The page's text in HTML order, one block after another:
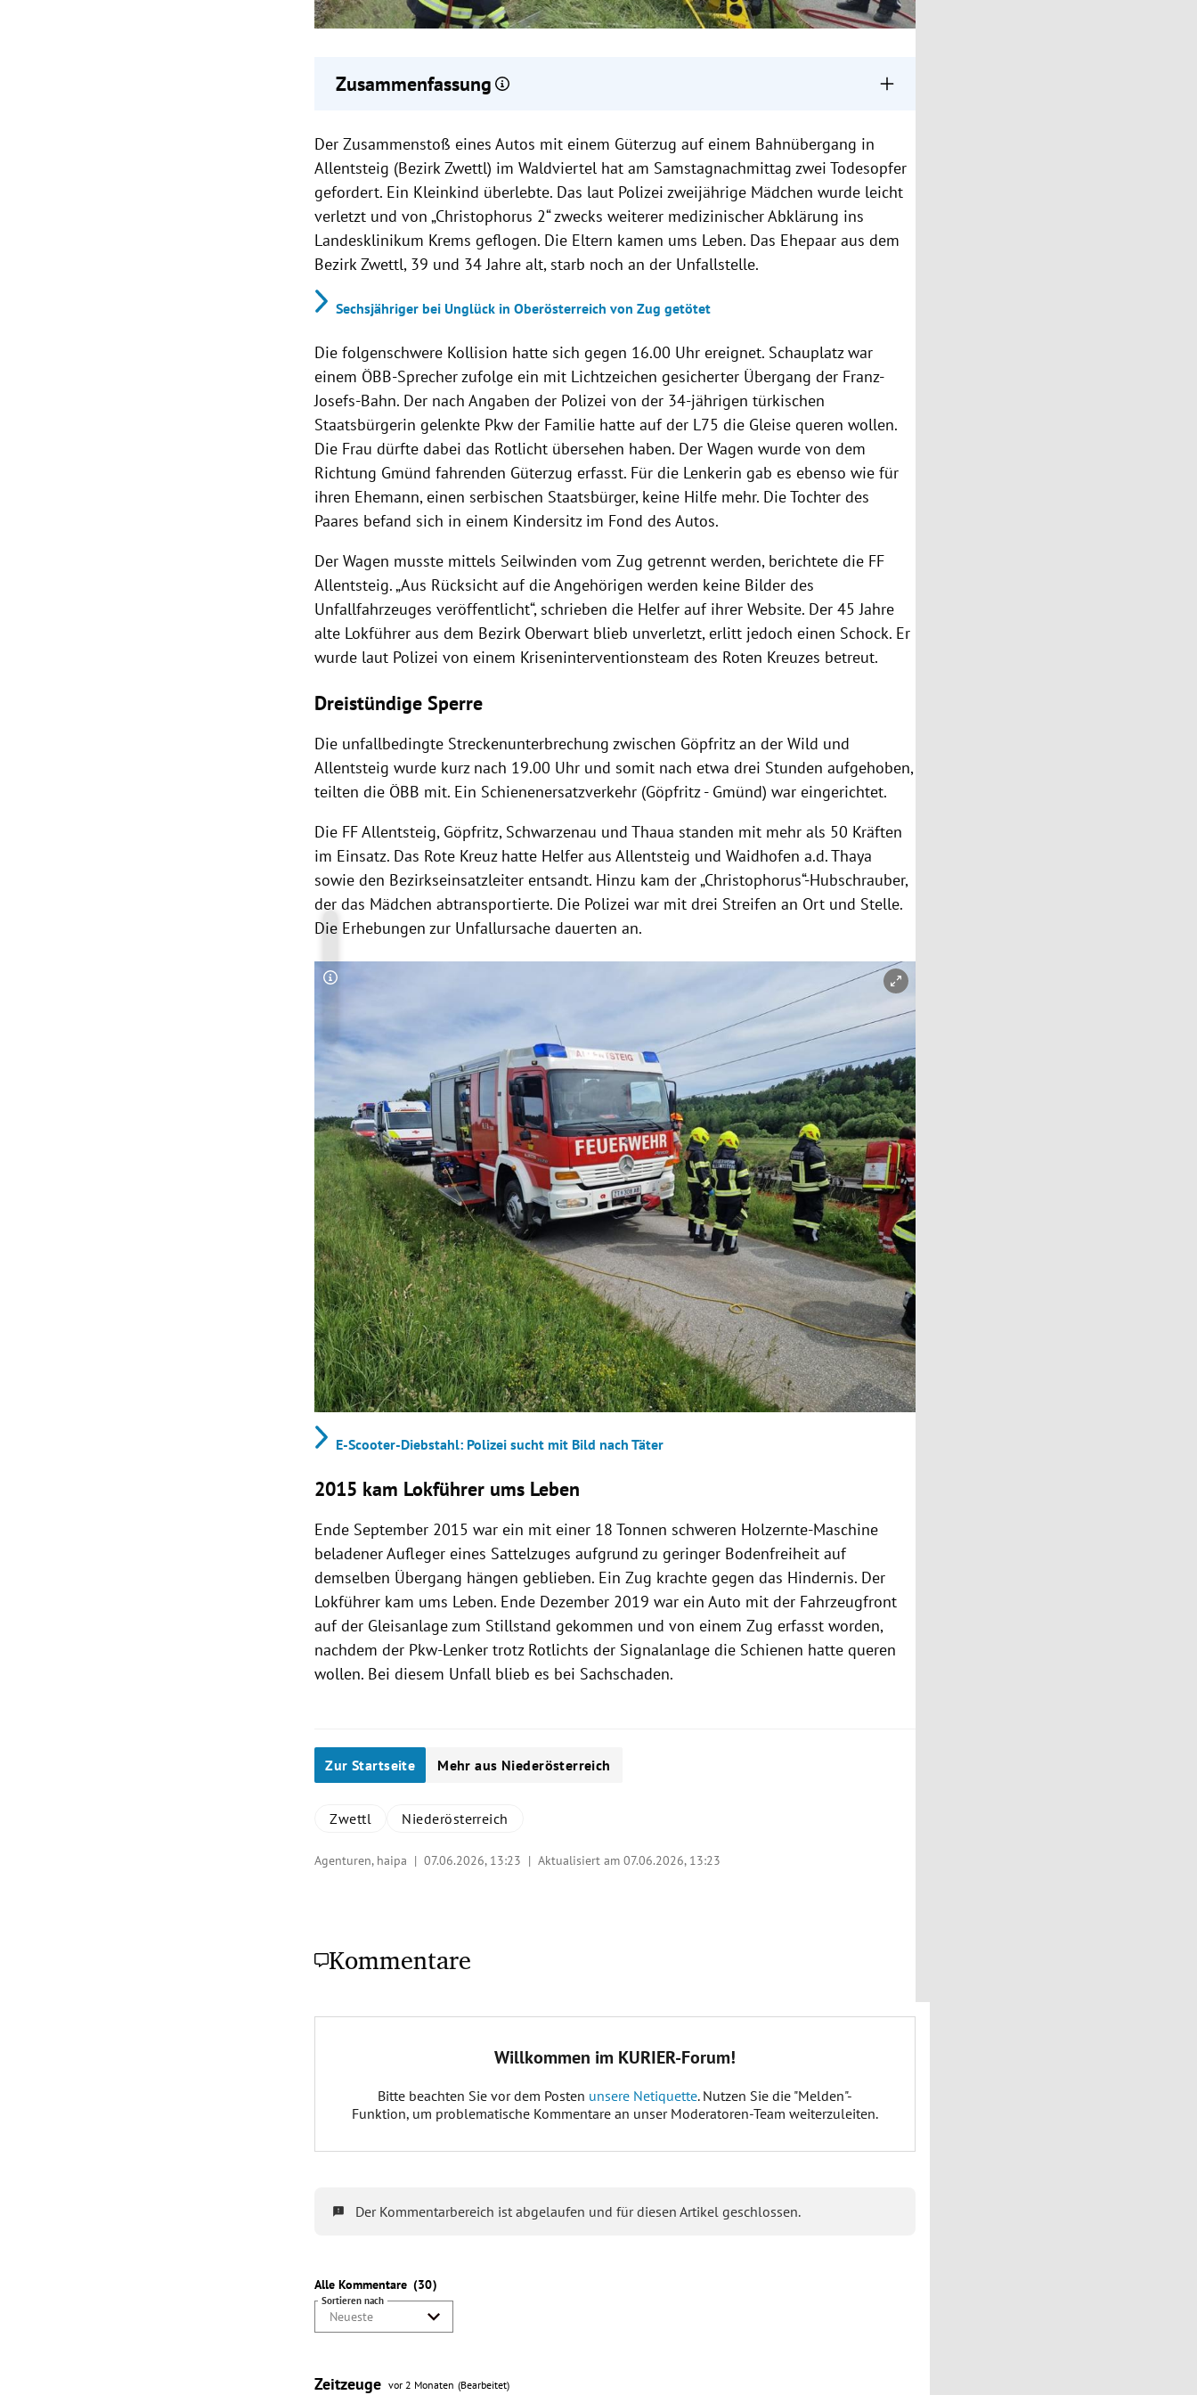
Zusammenfassung
kamen zwei Erwachsene ums Leben, ein Kleinkind überlebte.
Die Kollision ereignete sich an einem mit Lichtzeichen gesicherten Bahnübergang der
Franz-Josefs-Bahn; das Kind wurde per Hubschrauber ins Krankenhaus gebracht.
Die Bahnstrecke war rund drei Stunden gesperrt, zahlreiche Einsatzkräfte von Feuerwehr,
Rettung und Polizei waren vor Ort.
Der Zusammenstoß eines Autos mit einem Güterzug auf einem Bahnübergang in
Allentsteig (Bezirk Zwettl) im Waldviertel hat am Samstagnachmittag zwei Todesopfer
gefordert. Ein Kleinkind überlebte. Das laut Polizei zweijährige Mädchen wurde leicht
verletzt und von „Christophorus 2“ zwecks weiterer medizinischer Abklärung ins
Landesklinikum Krems geflogen. Die Eltern kamen ums Leben. Das Ehepaar aus dem
Bezirk Zwettl, 39 und 34 Jahre alt, starb noch an der Unfallstelle.
Sechsjähriger bei Unglück in Oberösterreich von Zug getötet
Die folgenschwere Kollision hatte sich gegen 16.00 Uhr ereignet. Schauplatz war
einem ÖBB-Sprecher zufolge ein mit Lichtzeichen gesicherter Übergang der Franz-
Josefs-Bahn. Der nach Angaben der Polizei von der 34-jährigen türkischen
Staatsbürgerin gelenkte Pkw der Familie hatte auf der L75 die Gleise queren wollen.
Die Frau dürfte dabei das Rotlicht übersehen haben. Der Wagen wurde von dem
Richtung Gmünd fahrenden Güterzug erfasst. Für die Lenkerin gab es ebenso wie für
ihren Ehemann, einen serbischen Staatsbürger, keine Hilfe mehr. Die Tochter des
Paares befand sich in einem Kindersitz im Fond des Autos.
Der Wagen musste mittels Seilwinden vom Zug getrennt werden, berichtete die FF
Allentsteig. „Aus Rücksicht auf die Angehörigen werden keine Bilder des
Unfallfahrzeuges veröffentlicht“, schrieben die Helfer auf ihrer Website. Der 45 Jahre
alte Lokführer aus dem Bezirk Oberwart blieb unverletzt, erlitt jedoch einen Schock. Er
wurde laut Polizei von einem Kriseninterventionsteam des Roten Kreuzes betreut.
Dreistündige Sperre
Die unfallbedingte Streckenunterbrechung zwischen Göpfritz an der Wild und
Allentsteig wurde kurz nach 19.00 Uhr und somit nach etwa drei Stunden aufgehoben,
teilten die ÖBB mit. Ein Schienenersatzverkehr (Göpfritz - Gmünd) war eingerichtet.
Die FF Allentsteig, Göpfritz, Schwarzenau und Thaua standen mit mehr als 50 Kräften
im Einsatz. Das Rote Kreuz hatte Helfer aus Allentsteig und Waidhofen a.d. Thaya
sowie den Bezirkseinsatzleiter entsandt. Hinzu kam der „Christophorus“-Hubschrauber,
der das Mädchen abtransportierte. Die Polizei war mit drei Streifen an Ort und Stelle.
Die Erhebungen zur Unfallursache dauerten an.
Copyright-Hinweis öffnen/schließen
E-Scooter-Diebstahl: Polizei sucht mit Bild nach Täter
2015 kam Lokführer ums Leben
Ende September 2015 war ein mit einer 18 Tonnen schweren Holzernte-Maschine
beladener Aufleger eines Sattelzuges aufgrund zu geringer Bodenfreiheit auf
demselben Übergang hängen geblieben. Ein Zug krachte gegen das Hindernis. Der
Lokführer kam ums Leben. Ende Dezember 2019 war ein Auto mit der Fahrzeugfront
auf der Gleisanlage zum Stillstand gekommen und von einem Zug erfasst worden,
nachdem der Pkw-Lenker trotz Rotlichts der Signalanlage die Schienen hatte queren
wollen. Bei diesem Unfall blieb es bei Sachschaden.
Zur Startseite Mehr aus Niederösterreich
Zwettl Niederösterreich
Agenturen, haipa |07.06.2026, 13:23 | Aktualisiert am 07.06.2026, 13:23
Kommentare